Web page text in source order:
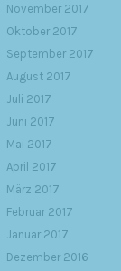
November 2017
Oktober 2017
September 2017
August 2017
Juli 2017
Juni 2017
Mai 2017
April 2017
März 2017
Februar 2017
Januar 2017
Dezember 2016